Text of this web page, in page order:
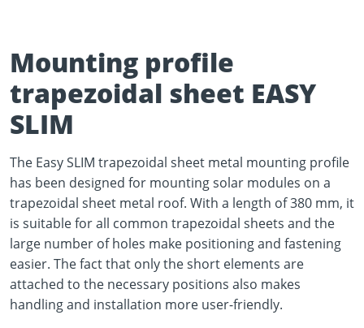
Mounting profile
trapezoidal sheet EASY
SLIM
The Easy SLIM trapezoidal sheet metal mounting profile
has been designed for mounting solar modules on a
trapezoidal sheet metal roof. With a length of 380 mm, it
is suitable for all common trapezoidal sheets and the
large number of holes make positioning and fastening
easier. The fact that only the short elements are
attached to the necessary positions also makes
handling and installation more user-friendly.